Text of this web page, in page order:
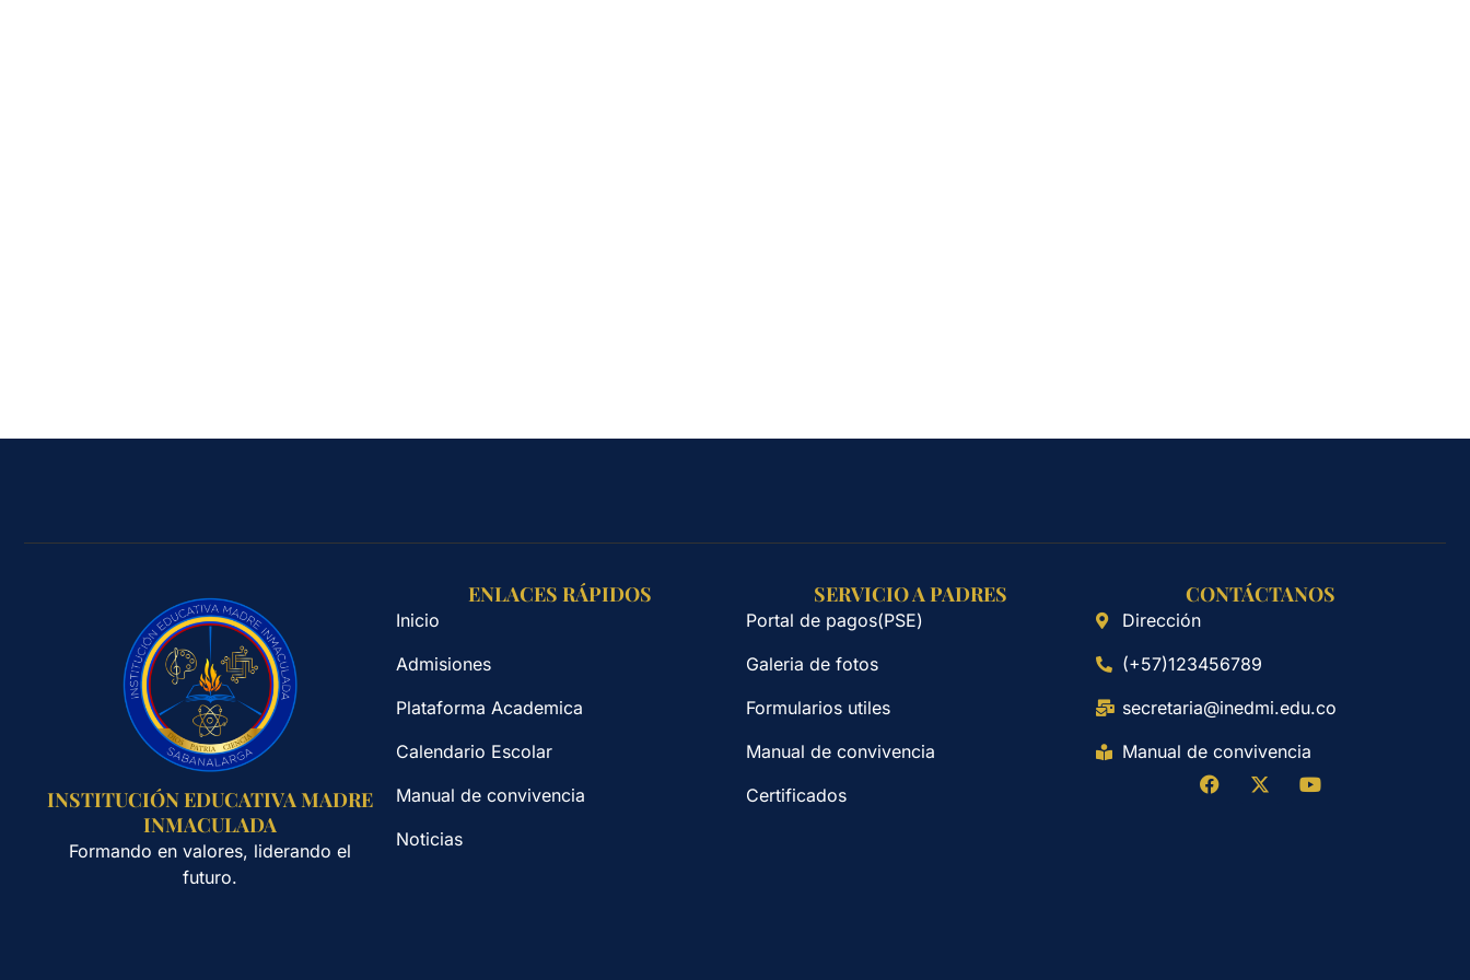
INSTITUCIÓN EDUCATIVA MADRE
INMACULADA
Formando en valores, liderando el
futuro.
ENLACES RÁPIDOS
Inicio
Admisiones
Plataforma Academica
Calendario Escolar
Manual de convivencia
Noticias
SERVICIO A PADRES
Portal de pagos(PSE)
Galeria de fotos
Formularios utiles
Manual de convivencia
Certificados
CONTÁCTANOS
Dirección
(+57)123456789
secretaria@inedmi.edu.co
Manual de convivencia